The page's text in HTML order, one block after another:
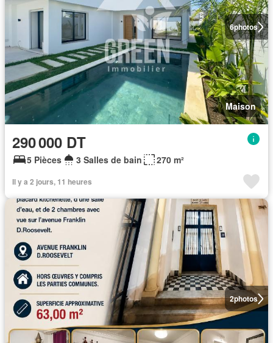
6photos
Maison
290 000 DT
5 Pièces 3 Salles de bain 270 m²
Il y a 2 jours, 11 heures
2photos